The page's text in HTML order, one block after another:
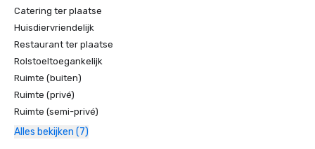
Catering ter plaatse
Huisdiervriendelijk
Restaurant ter plaatse
Rolstoeltoegankelijk
Ruimte (buiten)
Ruimte (privé)
Ruimte (semi-privé)
Alles bekijken (7)